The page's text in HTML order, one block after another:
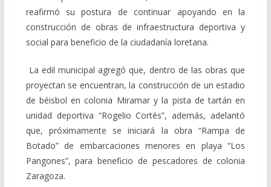
reafirmó su postura de continuar apoyando en la
construcción de obras de infraestructura deportiva y
social para beneficio de la ciudadanía loretana.
La edil municipal agregó que, dentro de las obras que
proyectan se encuentran, la construcción de un estadio
de béisbol en colonia Miramar y la pista de tartán en
unidad deportiva “Rogelio Cortés”, además, adelantó
que, próximamente se iniciará la obra “Rampa de
Botado” de embarcaciones menores en playa “Los
Pangones”, para beneficio de pescadores de colonia
Zaragoza.